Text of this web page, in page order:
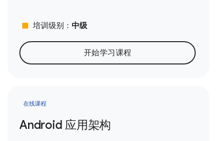
stop 培训级别： 中级
开始学习课程
在线课程
Android 应用架构